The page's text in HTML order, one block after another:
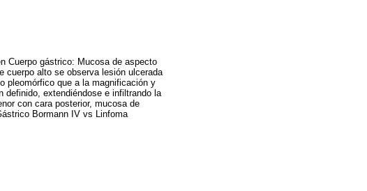
Cuerpo gástrico: Mucosa de aspecto
cuerpo alto se observa lesión ulcerada
pleomórfico que a la magnificación y
extendiéndose e infiltrando la
con cara posterior, mucosa de
Bormann IV vs Linfoma